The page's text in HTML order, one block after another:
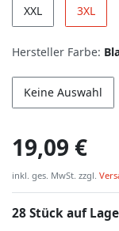
XXL 3XL
Hersteller Farbe:
Keine Auswahl
19,09 €
inkl. ges. MwSt. zzgl.
28 Stück auf